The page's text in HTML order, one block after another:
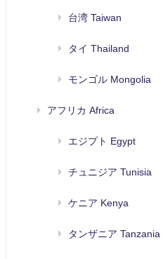
台湾 Taiwan
タイ Thailand
モンゴル Mongolia
アフリカ Africa
エジプト Egypt
チュニジア Tunisia
ケニア Kenya
タンザニア Tanzania